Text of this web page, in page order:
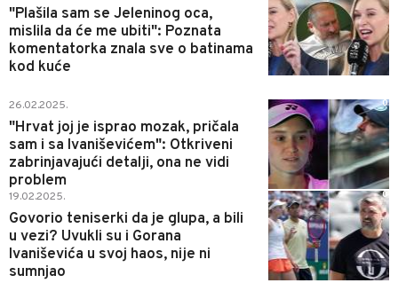
"Plašila sam se Jeleninog oca,
mislila da će me ubiti": Poznata
komentatorka znala sve o batinama
kod kuće
26.02.2025.
"Hrvat joj je isprao mozak, pričala
sam i sa Ivaniševićem": Otkriveni
zabrinjavajući detalji, ona ne vidi
problem
0
19.02.2025.
Govorio teniserki da je glupa, a bili
u vezi? Uvukli su i Gorana
Ivaniševića u svoj haos, nije ni
sumnjao
0